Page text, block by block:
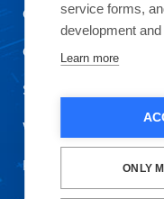
Contact Us
Quality
Sustainability
Work with Us
Privacy Policy and
service forms,
development
Learn more
ONLY